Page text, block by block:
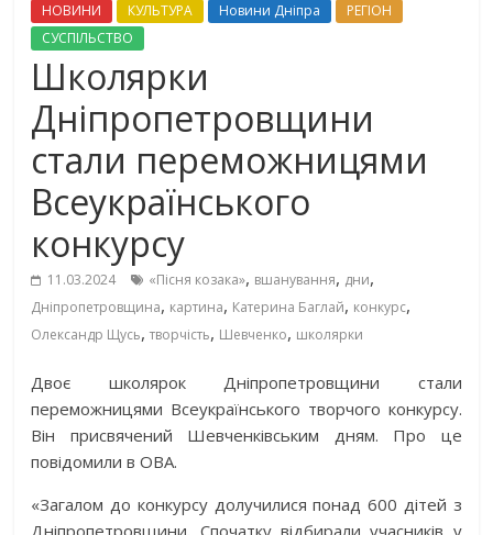
НОВИНИ КУЛЬТУРА Новини Дніпра
РЕГІОН
СУСПІЛЬСТВО
Школярки
Дніпропетровщини
стали переможницями
Всеукраїнського
конкурсу
11.03.2024 «Пісня козака», вшанування, дни,
Дніпропетровщина, картина, Катерина Баглай, конкурс,
Олександр Щусь,творчість, Шевченко, школярки
Двоє школярок Дніпропетровщини стали
переможницями Всеукраїнського творчого конкурсу.
Він присвячений Шевченківським дням. Про це
повідомили в ОВА.
«Загалом до конкурсу долучилися понад 600 дітей з